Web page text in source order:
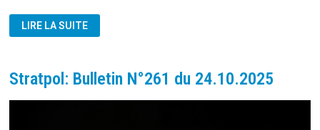
STRATPOL:
BULLETIN
LIRE LA SUITE
Stratpol: Bulletin N°261 du 24.10.2025